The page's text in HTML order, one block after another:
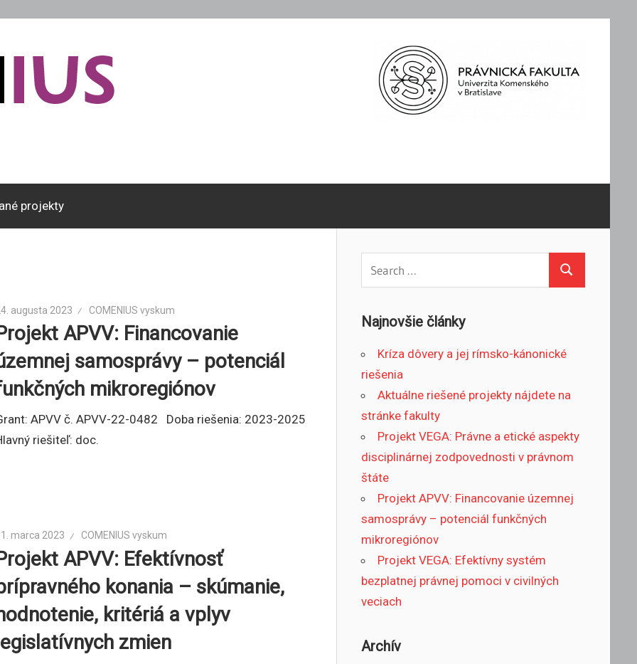
projekty
augusta 2023 COMENIUS vyskum
APVV: Financovanie
samosprávy – potenciál
mikroregiónov
APVV č. APVV-22-0482 Doba riešenia: 2023-2025
riešiteľ: doc.
marca 2023 COMENIUS vyskum
APVV: Efektívnosť
konania – skúmanie,
kritériá a vplyv
zmien
Search
Najnovšie články
Kríza dôvery a jej rímsko-kánonické
riešenia
Aktuálne riešené projekty nájdete na
stránke fakulty
Projekt VEGA: Právne a etické aspekty
disciplinárnej zodpovednosti v právnom
štáte
Projekt APVV: Financovanie územnej
samosprávy – potenciál funkčných
mikroregiónov
Projekt VEGA: Efektívny systém
bezplatnej právnej pomoci v civilných
veciach
Archív